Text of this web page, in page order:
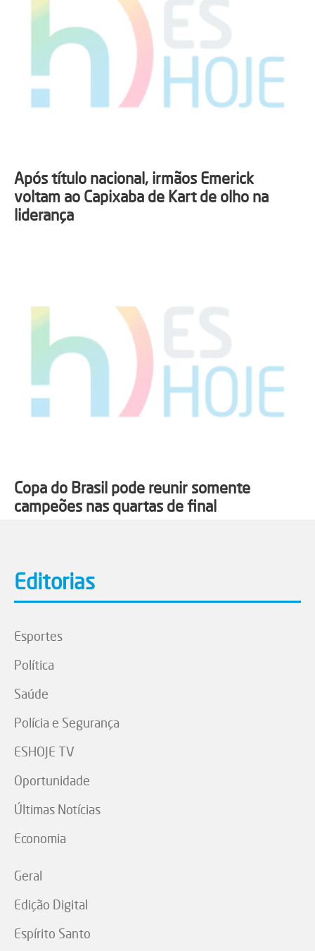
Após título nacional, irmãos Emerick
voltam ao Capixaba de Kart de olho na
liderança
Copa do Brasil pode reunir somente
campeões nas quartas de final
Editorias
Esportes
Política
Saúde
Polícia e Segurança
ESHOJE TV
Oportunidade
Últimas Notícias
Economia
Geral
Edição Digital
Espírito Santo